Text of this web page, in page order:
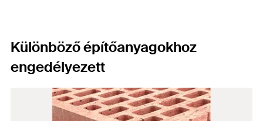
Különböző építőanyagokhoz
engedélyezett